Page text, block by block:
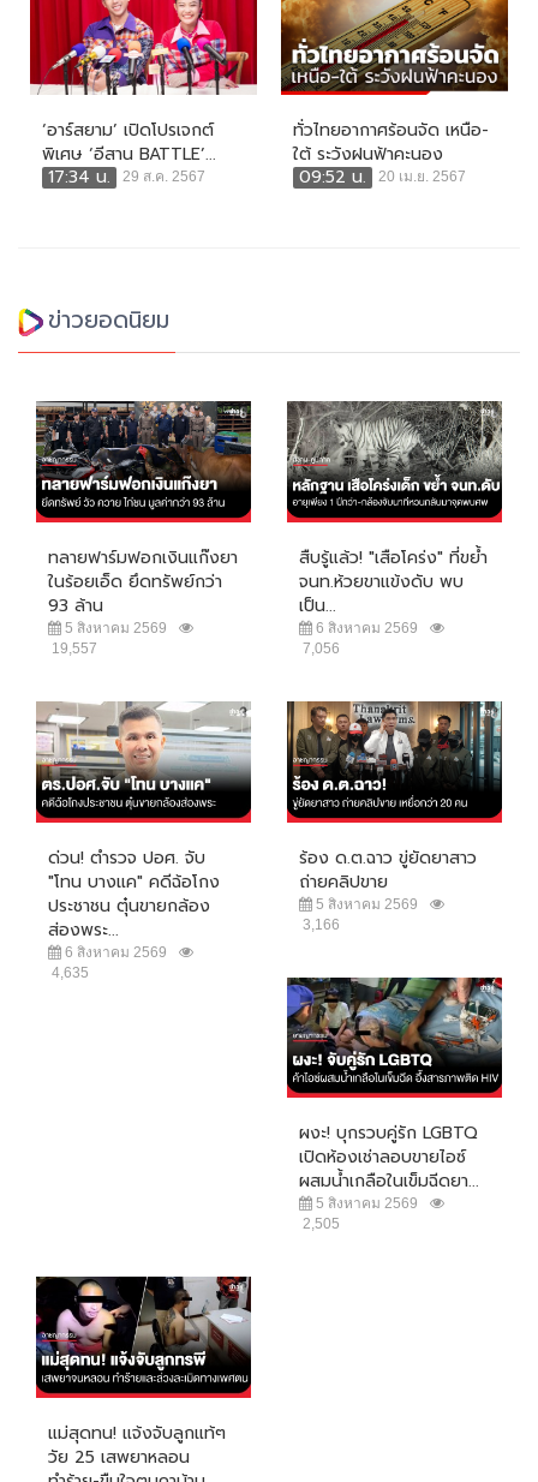
‘อาร์สยาม’ เปิดโปรเจกต์
พิเศษ ‘อีสาน BATTLE’...
17:34 น.
29 ส.ค. 2567
ทั่วไทยอากาศร้อนจัด เหนือ-
ใต้ ระวังฝนฟ้าคะนอง
09:52 น.
20 เม.ย. 2567
ข่าวยอดนิยม
ทลายฟาร์มฟอกเงินแก๊งยา
ในร้อยเอ็ด ยึดทรัพย์กว่า
93 ล้าน
5 สิงหาคม 2569
19,557
สืบรู้แล้ว! "เสือโคร่ง" ที่ขย้ำ
จนท.ห้วยขาแข้งดับ พบ
เป็น...
6 สิงหาคม 2569
7,056
ด่วน! ตำรวจ ปอศ. จับ
"โทน บางแค" คดีฉ้อโกง
ประชาชน ตุ๋นขายกล้อง
ส่องพระ...
6 สิงหาคม 2569
4,635
ร้อง ด.ต.ฉาว ขู่ยัดยาสาว
ถ่ายคลิปขาย
5 สิงหาคม 2569
3,166
ผงะ! บุกรวบคู่รัก LGBTQ
เปิดห้องเช่าลอบขายไอซ์
ผสมน้ำเกลือในเข็มฉีดยา...
5 สิงหาคม 2569
2,505
แม่สุดทน! แจ้งจับลูกแท้ๆ
วัย 25 เสพยาหลอน